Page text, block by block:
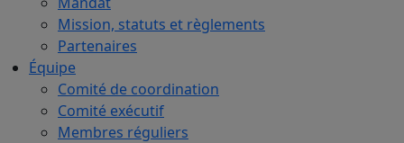
Mission, statuts et règlements
Partenaires
Équipe
Comité de coordination
Comité exécutif
Membres réguliers